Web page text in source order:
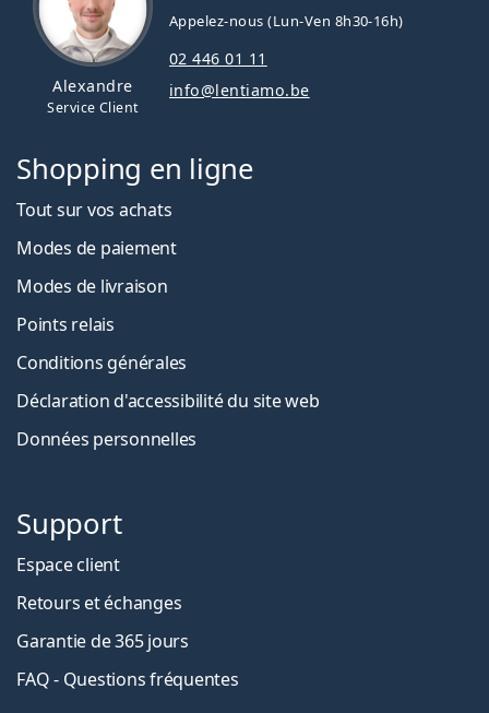
Alexandre
Service Client
Appelez-nous (Lun-Ven 8h30-16h)
02 446 01 11
info@lentiamo.be
Shopping en ligne
Tout sur vos achats
Modes de paiement
Modes de livraison
Points relais
Conditions générales
Déclaration d'accessibilité du site web
Données personnelles
Support
Espace client
Retours et échanges
Garantie de 365 jours
FAQ - Questions fréquentes